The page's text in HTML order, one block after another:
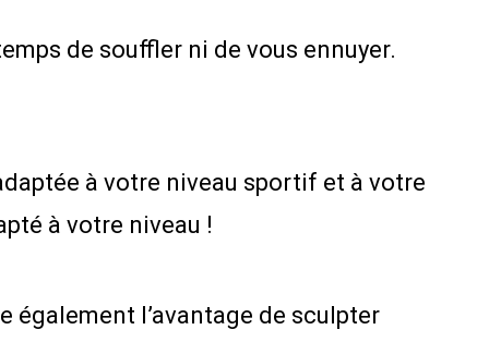
de souffler ni de vous ennuyer.
à votre niveau sportif et à votre
à votre niveau !
également l’avantage de sculpter